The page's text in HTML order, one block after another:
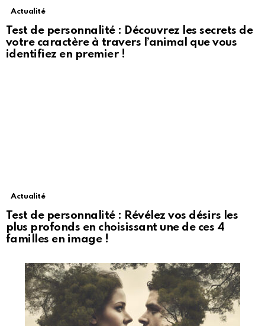
Actualité
Test de personnalité : Découvrez les secrets de
votre caractère à travers l’animal que vous
identifiez en premier !
Actualité
Test de personnalité : Révélez vos désirs les
plus profonds en choisissant une de ces 4
familles en image !